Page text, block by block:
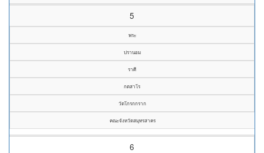
5
พระ
ปรานอม
ราศี
กตสาโร
วัดโกรกกราก
คณะจังหวัดสมุทรสาคร
6